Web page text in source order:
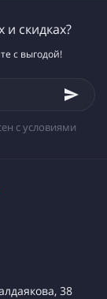
и скидках?
с выгодой!
с условиями
38